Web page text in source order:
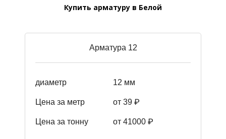
Купить арматуру в Белой
Арматура 12
диаметр 12 мм
Цена за метр от 39 ₽
Цена за тонну от 41000 ₽